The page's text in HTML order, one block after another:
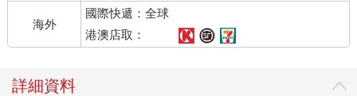
海外
國際快遞：全球
港澳店取：
詳細資料